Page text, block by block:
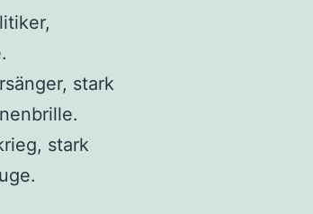
stark
stark